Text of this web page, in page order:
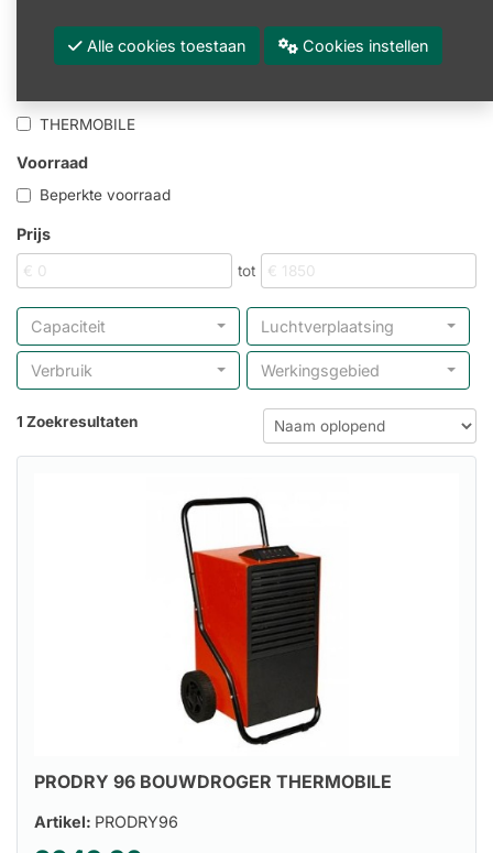
Promoties
THERMOBILE
Voorraad
Beperkte voorraad
Prijs
tot
Capaciteit Luchtverplaatsing
Verbruik Werkingsgebied
1 Zoekresultaten
PRODRY 96 BOUWDROGER THERMOBILE
Artikel: PRODRY96
Alle cookies toestaan Cookies instellen